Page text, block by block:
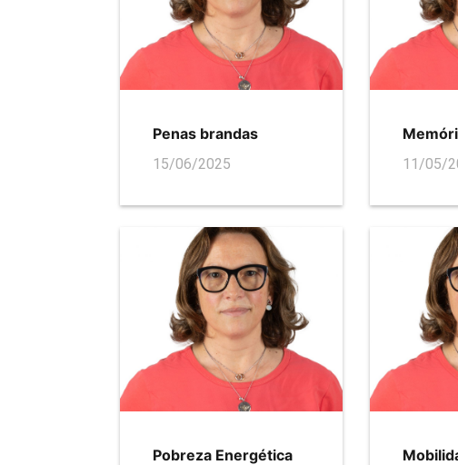
Penas brandas
15/06/2025 11/05/
Pobreza Energética